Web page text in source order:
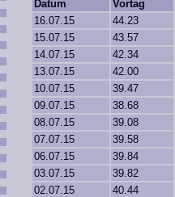
Datum
Vortag
16.07.15
44.23
15.07.15
43.57
14.07.15
42.34
13.07.15
42.00
10.07.15
39.47
09.07.15
38.68
08.07.15
39.08
07.07.15
39.58
06.07.15
39.84
03.07.15
39.82
02.07.15
40.44